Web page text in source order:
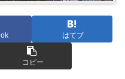
はてブ
コピー